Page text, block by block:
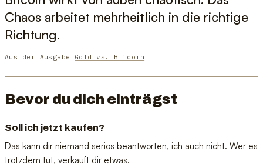
Chaos arbeitet mehrheitlich in die richtige
Richtung.
Aus der Ausgabe Gold vs. Bitcoin
Bevor du dich einträgst
Soll ich jetzt kaufen?
Das kann dir niemand seriös beantworten, ich auch nicht. Wer es
trotzdem tut, verkauft dir etwas.